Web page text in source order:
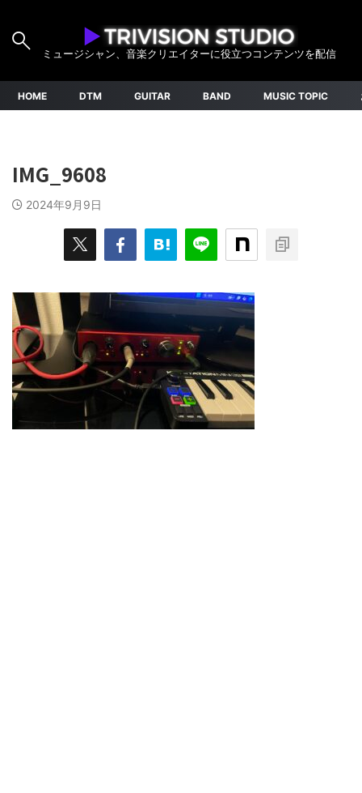
ミュージシャン、音楽クリエイターに役立つコンテンツを配信
HOME DTM GUITAR BAND MUSIC TOPIC
IMG_9608
2024年9月9日